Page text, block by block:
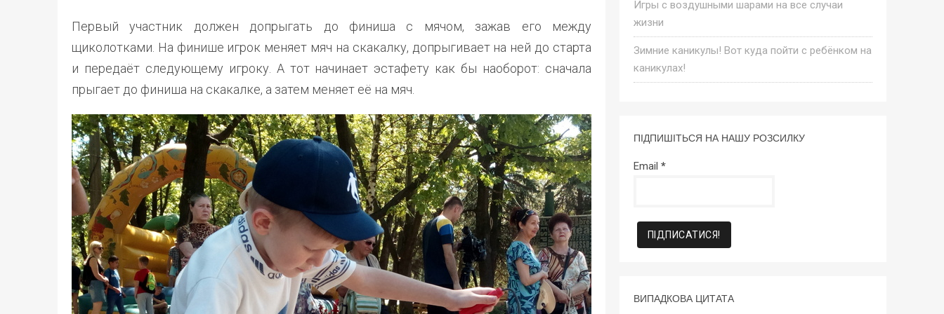
Первый участник должен допрыгать до финиша с мячом, зажав его между
щиколотками. На финише игрок меняет мяч на скакалку, допрыгивает на ней до старта
и передаёт следующему игроку. А тот начинает эстафету как бы наоборот: сначала
прыгает до финиша на скакалке, а затем меняет её на мяч.
Игры с воздушными шарами на все случаи
жизни
Зимние каникулы! Вот куда пойти с ребёнком на
каникулах!
ПІДПИШІТЬСЯ НА НАШУ РОЗСИЛКУ
Email *
ВИПАДКОВА ЦИТАТА